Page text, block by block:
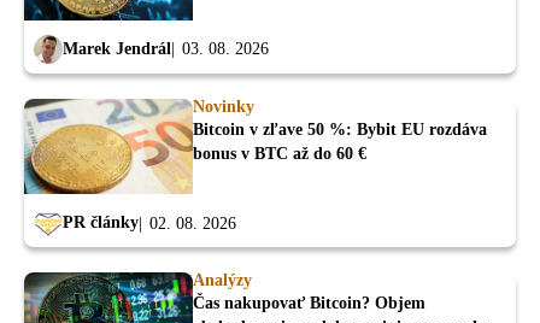
Marek Jendrál 03. 08. 2026
Novinky
Bitcoin v zľave 50 %: Bybit EU rozdáva
bonus v BTC až do 60 €
PR články 02. 08. 2026
Analýzy
Čas nakupovať Bitcoin? Objem